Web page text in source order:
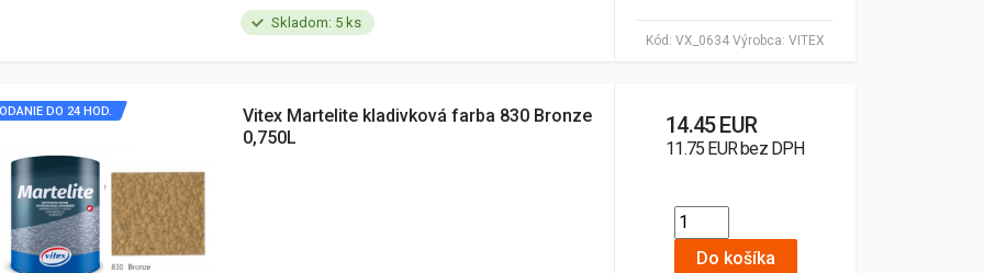
Skladom: 5 ks
Kód: VX_0634 Výrobca: VITEX
DO 24 HOD.
Vitex Martelite kladivková farba 830 Bronze
0,750L
14.45 EUR
11.75 EUR bez DPH
Do košíka